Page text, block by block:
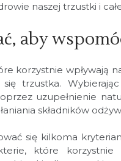
naszej trzustki i
aby
korzystnie wpływają
trzustka.
uzupełnienie
składników
się kilkoma
które korzystnie